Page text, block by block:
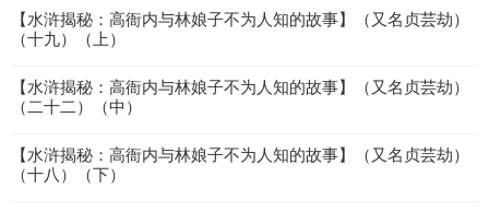
【水浒揭秘：高衙内与林娘子不为人知的故事】（又名贞芸劫）
（十九）（上）
【水浒揭秘：高衙内与林娘子不为人知的故事】（又名贞芸劫）
（二十二）（中）
【水浒揭秘：高衙内与林娘子不为人知的故事】（又名贞芸劫）
（十八）（下）